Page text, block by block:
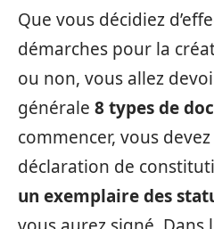
Que vous décidiez
démarches pour la
ou non, vous allez
générale 8 types de
commencer, vous
déclaration de
un exemplaire des